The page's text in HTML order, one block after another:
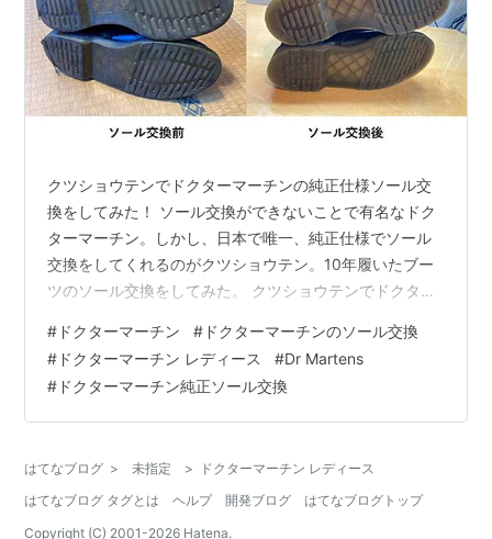
クツショウテンでドクターマーチンの純正仕様ソール交
換をしてみた！ ソール交換ができないことで有名なドク
ターマーチン。しかし、日本で唯一、純正仕様でソール
交換をしてくれるのがクツショウテン。10年履いたブー
ツのソール交換をしてみた。 クツショウテンでドクター
ル交換修理に出したドクターマーチン10ホールブーツ ド
クターマーチンのソール交換はできない！？公式では修
理不可。 クツショウテンではドクターマーチン交換用ソ
ールを生産しており、交換修理が可能！ 他の店舗でのド
分でできるか？ ビブラムソールな…
# ドクターマーチン # ドクターマーチンのソール交換
# ドクターマーチン レディース #Dr Martens
# ドクターマーチン純正ソール交換
はてなブログ > 未指定 >
ドクターマーチン レディース
はてなブログ タグとは
ヘルプ 開発ブログ
はてなブログトップ
Copyright (C) 2001-2026 Hatena.